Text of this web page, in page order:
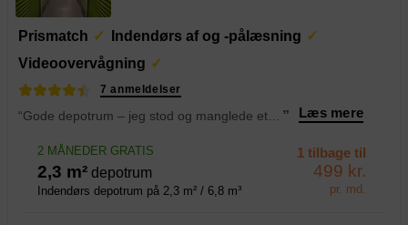
Prismatch
Indendørs af og -pålæsning
Videoovervågning
7 anmeldelser
” Læs mere
2 MÅNEDER GRATIS
2,3 m² depotrum
Indendørs depotrum på 2,3 m² / 6,8 m³
1 tilbage til
499 kr.
pr. md.